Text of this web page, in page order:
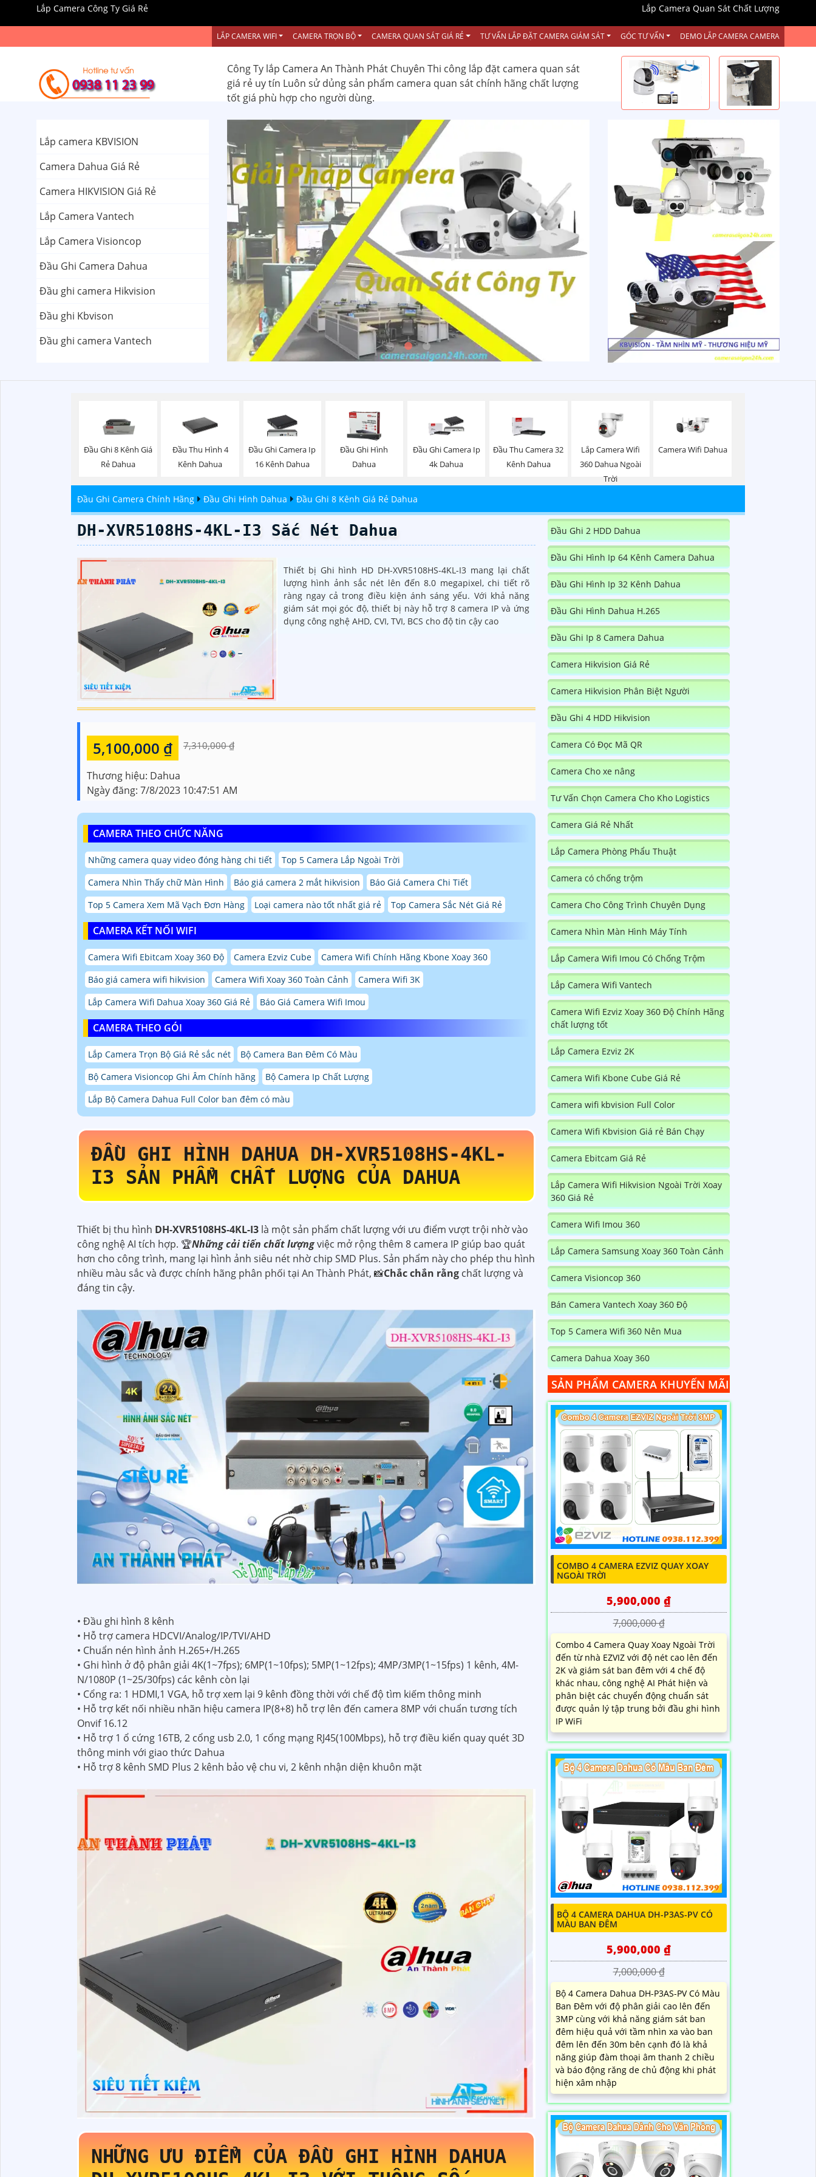
Lắp Camera Công Ty Giá Rẻ Lắp Camera Quan Sát Chất Lượng
LẮP CAMERA WIFI CAMERA TRỌN BỘ CAMERA QUAN SÁT GIÁ RẺ TƯ VẤN LẮP ĐẶT CAMERA GIÁM SÁT GÓC TƯ VẤN DEMO LẮP CAMERA CAMERA
Công Ty lắp Camera An Thành Phát Chuyên Thi công lắp đặt camera quan sát
giá rẻ uy tín Luôn sử dủng sản phẩm camera quan sát chính hãng chất lượng
tốt giá phù hợp cho người dùng.
Lắp camera KBVISION
Camera Dahua Giá Rẻ
Camera HIKVISION Giá Rẻ
Lắp Camera Vantech
Lắp Camera Visioncop
Đầu Ghi Camera Dahua
Đầu ghi camera Hikvision
Đầu ghi Kbvison
Đầu ghi camera Vantech
Đầu Ghi 8 Kênh Giá
Rẻ Dahua
Đầu Thu Hình 4
Kênh Dahua
Đầu Ghi Camera Ip
16 Kênh Dahua
Đầu Ghi Hình
Dahua
Đầu Ghi Camera Ip
4k Dahua
Đầu Thu Camera 32
Kênh Dahua
Lắp Camera Wifi
360 Dahua Ngoài
Trời
Camera Wifi Dahua
Đầu Ghi Camera Chính Hãng Đầu Ghi Hình Dahua Đầu Ghi 8 Kênh Giá Rẻ Dahua
DH-XVR5108HS-4KL-I3 Sắc Nét Dahua
Thiết bị Ghi hình HD DH-XVR5108HS-4KL-I3 mang lại chất
lượng hình ảnh sắc nét lên đến 8.0 megapixel, chi tiết rõ
ràng ngay cả trong điều kiện ánh sáng yếu. Với khả năng
giám sát mọi góc độ, thiết bị này hỗ trợ 8 camera IP và ứng
dụng công nghệ AHD, CVI, TVI, BCS cho độ tin cậy cao
5,100,000 ₫ 7,310,000 ₫
Thương hiệu: Dahua
Ngày đăng: 7/8/2023 10:47:51 AM
CAMERA THEO CHỨC NĂNG
Những camera quay video đóng hàng chi tiết
Top 5 Camera Lắp Ngoài Trời
Camera Nhìn Thấy chữ Màn Hình
Báo giá camera 2 mắt hikvision
Báo Giá Camera Chi Tiết
Top 5 Camera Xem Mã Vạch Đơn Hàng
Loại camera nào tốt nhất giá rẻ Top Camera Sắc Nét Giá Rẻ
CAMERA KẾT NỐI WIFI
Camera Wifi Ebitcam Xoay 360 Độ Camera Ezviz Cube
Camera Wifi Chính Hãng Kbone Xoay 360
Báo giá camera wifi hikvision
Camera Wifi Xoay 360 Toàn Cảnh
Camera Wifi 3K
Lắp Camera Wifi Dahua Xoay 360 Giá Rẻ
Báo Giá Camera Wifi Imou
CAMERA THEO GÓI
Lắp Camera Trọn Bộ Giá Rẻ sắc nét
Bộ Camera Ban Đêm Có Màu
Bộ Camera Visioncop Ghi Âm Chính hãng
Bộ Camera Ip Chất Lượng
Lắp Bộ Camera Dahua Full Color ban đêm có màu
ĐẦU GHI HÌNH DAHUA DH-XVR5108HS-4KL-
I3 SẢN PHẨM CHẤT LƯỢNG CỦA DAHUA
Thiết bị thu hình DH-XVR5108HS-4KL-I3 là một sản phẩm chất lượng với ưu điểm vượt trội nhờ vào
công nghệ AI tích hợp. 🏆Những cải tiến chất lượngviệc mở rộng thêm 8 camera IP giúp bao quát
hơn cho công trình, mang lại hình ảnh siêu nét nhờ chip SMD Plus. Sản phẩm này cho phép thu hình
nhiều màu sắc và được chính hãng phân phối tại An Thành Phát, 📸Chắc chắn rằng chất lượng và
đáng tin cậy.
• Đầu ghi hình 8 kênh
• Hỗ trợ camera HDCVI/Analog/IP/TVI/AHD
• Chuẩn nén hình ảnh H.265+/H.265
• Ghi hình ở độ phân giải 4K(1~7fps); 6MP(1~10fps); 5MP(1~12fps); 4MP/3MP(1~15fps) 1 kênh, 4M-
N/1080P (1~25/30fps) các kênh còn lại
• Cổng ra: 1 HDMI,1 VGA, hỗ trợ xem lại 9 kênh đồng thời với chế độ tìm kiếm thông minh
• Hỗ trợ kết nối nhiều nhãn hiệu camera IP(8+8) hỗ trợ lên đến camera 8MP với chuẩn tương tích
Onvif 16.12
• Hỗ trợ 1 ổ cứng 16TB, 2 cổng usb 2.0, 1 cổng mạng RJ45(100Mbps), hỗ trợ điều kiển quay quét 3D
thông minh với giao thức Dahua
• Hỗ trợ 8 kênh SMD Plus 2 kênh bảo vệ chu vi, 2 kênh nhận diện khuôn mặt
NHỮNG ƯU ĐIỂM CỦA ĐẦU GHI HÌNH DAHUA
Đầu Ghi 2 HDD Dahua
Đầu Ghi Hình Ip 64 Kênh Camera Dahua
Đầu Ghi Hình Ip 32 Kênh Dahua
Đầu Ghi Hình Dahua H.265
Đầu Ghi Ip 8 Camera Dahua
Camera Hikvision Giá Rẻ
Camera Hikvision Phân Biệt Người
Đầu Ghi 4 HDD Hikvision
Camera Có Đọc Mã QR
Camera Cho xe nâng
Tư Vấn Chọn Camera Cho Kho Logistics
Camera Giá Rẻ Nhất
Lắp Camera Phòng Phẩu Thuật
Camera có chống trộm
Camera Cho Công Trình Chuyên Dụng
Camera Nhìn Màn Hình Máy Tính
Lắp Camera Wifi Imou Có Chống Trộm
Lắp Camera Wifi Vantech
Camera Wifi Ezviz Xoay 360 Độ Chính Hãng
chất lượng tốt
Lắp Camera Ezviz 2K
Camera Wifi Kbone Cube Giá Rẻ
Camera wifi kbvision Full Color
Camera Wifi Kbvision Giá rẻ Bán Chạy
Camera Ebitcam Giá Rẻ
Lắp Camera Wifi Hikvision Ngoài Trời Xoay
360 Giá Rẻ
Camera Wifi Imou 360
Lắp Camera Samsung Xoay 360 Toàn Cảnh
Camera Visioncop 360
Bán Camera Vantech Xoay 360 Độ
Top 5 Camera Wifi 360 Nên Mua
Camera Dahua Xoay 360
SẢN PHẨM CAMERA KHUYẾN MÃI
COMBO 4 CAMERA EZVIZ QUAY XOAY
NGOÀI TRỜI
5,900,000 ₫
7,000,000 ₫
Combo 4 Camera Quay Xoay Ngoài Trời
đến từ nhà EZVIZ với độ nét cao lên đến
2K và giám sát ban đêm với 4 chế độ
khác nhau, công nghệ AI Phát hiện và
phân biệt các chuyển động chuẩn sát
được quản lý tập trung bởi đầu ghi hình
IP WiFi
BỘ 4 CAMERA DAHUA DH-P3AS-PV CÓ
MÀU BAN ĐÊM
5,900,000 ₫
7,000,000 ₫
Bộ 4 Camera Dahua DH-P3AS-PV Có Màu
Ban Đêm với độ phân giải cao lên đến
3MP cùng với khả năng giám sát ban
đêm hiệu quả với tầm nhìn xa vào ban
đêm lên đến 30m bên cạnh đó là khả
năng giúp đàm thoại âm thanh 2 chiều
và báo động răng de chủ động khi phát
hiện xâm nhập